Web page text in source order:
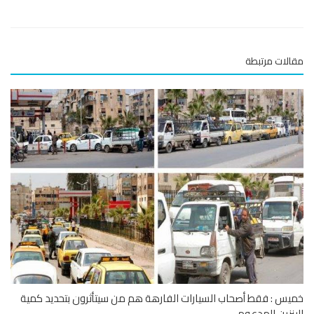
مرتبطة
: فقط أصحاب السيارات الفارهة هم من سيتأثرون بتحديد كمية